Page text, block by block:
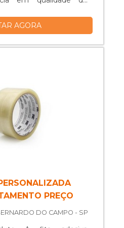
O PRODUTOA
na automatização de
específicos. A
fabricada de diversos
construtivas,
ao espaço físico
pelo cliente. Ela
ou
para transporte de
motorizado
de materiais e
AGORA
PREÇO
DO CAMPO - SP